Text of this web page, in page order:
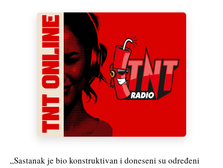
„Sastanak je bio konstruktivan i doneseni su određeni